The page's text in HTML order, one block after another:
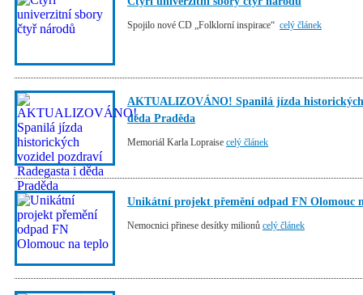
Spojilo nové CD „Folklorní inspirace“ celý článek
AKTUALIZOVÁNO! Spanilá jízda historických
děda Praděda
Memoriál Karla Lopraise celý článek
Unikátní projekt přemění odpad FN Olomouc
Nemocnici přinese desítky milionů celý článek